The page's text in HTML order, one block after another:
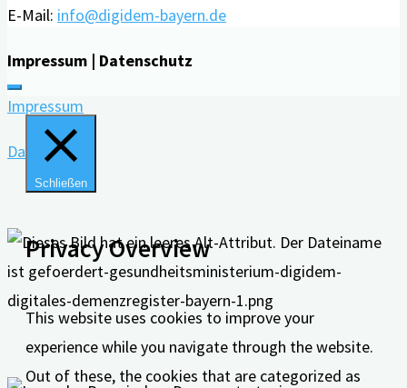
E-Mail: info@digidem-bayern.de
Impressum | Datenschutz
Impressum
Datenschutz
Schließen
Privacy Overview
This website uses cookies to improve your
experience while you navigate through the website.
Out of these, the cookies that are categorized as